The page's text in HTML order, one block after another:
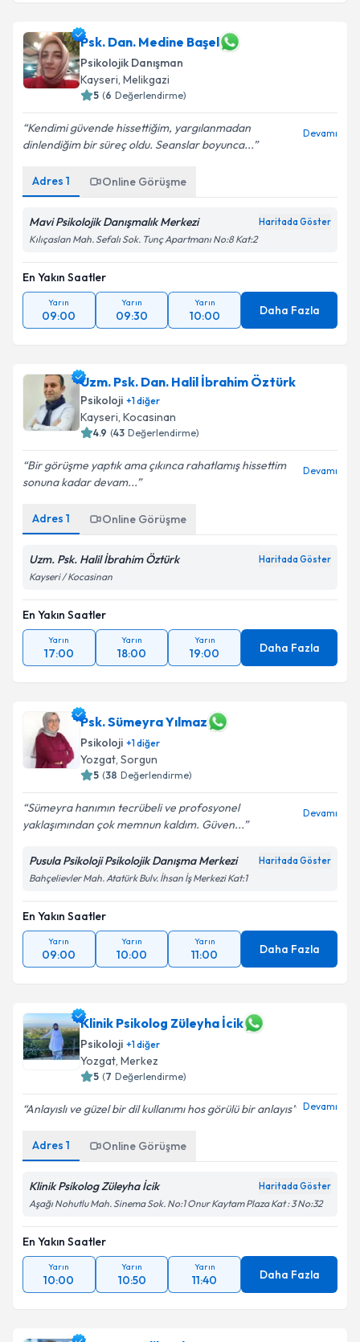
Psk. Dan. Medine Başel
Psikolojik Danışman
Kayseri, Melikgazi
5 (6 Değerlendirme)
Kendimi güvende hissettiğim, yargılanmadan
dinlendiğim bir süreç oldu. Seanslar boyunca...
Devamı
Adres 1 Online Görüşme
Mavi Psikolojik Danışmalık Merkezi Haritada Göster
Kılıçaslan Mah. Sefalı Sok. Tunç Apartmanı No:8 Kat:2
En Yakın Saatler
Yarın
09:00
Yarın
09:30
Yarın
10:00 Daha Fazla
Uzm. Psk. Dan. Halil İbrahim Öztürk
Psikoloji +1diğer
Kayseri, Kocasinan
4.9 (43 Değerlendirme)
Bir görüşme yaptık ama çıkınca rahatlamış hissettim
sonuna kadar devam...
Devamı
Adres 1 Online Görüşme
Uzm. Psk. Halil İbrahim Öztürk Haritada Göster
Kayseri / Kocasinan
En Yakın Saatler
Yarın
17:00
Yarın
18:00
Yarın
19:00 Daha Fazla
Psk. Sümeyra Yılmaz
Psikoloji +1diğer
Yozgat, Sorgun
5 (38 Değerlendirme)
Sümeyra hanımın tecrübeli ve profosyonel
yaklaşımından çok memnun kaldım. Güven...
Devamı
Pusula Psikoloji Psikolojik Danışma Merkezi Haritada Göster
Bahçelievler Mah. Atatürk Bulv. İhsan İş Merkezi Kat:1
En Yakın Saatler
Yarın
09:00
Yarın
10:00
Yarın
11:00 Daha Fazla
Klinik Psikolog Züleyha İcik
Psikoloji +1diğer
Yozgat, Merkez
5 (7 Değerlendirme)
Anlayıslı ve güzel bir dil kullanımı hos görülü bir anlayıs Devamı
Adres 1 Online Görüşme
Klinik Psikolog Züleyha İcik Haritada Göster
Aşağı Nohutlu Mah. Sinema Sok. No:1 Onur Kaytam Plaza Kat : 3 No:32
En Yakın Saatler
Yarın
10:00
Yarın
10:50
Yarın
11:40 Daha Fazla